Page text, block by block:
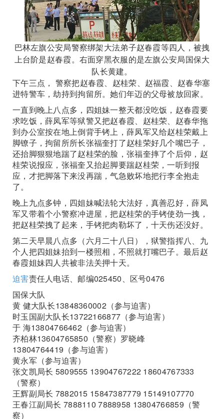
巴林左旗公安局警察绑架大法弟子赵春霞等四人，被拽
上台阶是赵春霞。右面穿黑衣服的是左旗公安局国保大
队长黄建。
下午三点， 警察把赵春霞、赵桂荣、赵福霞、赵春华塞
进特警车，劫持到拘留所。她们年迈的父母被放回家。
一直到晚上八点多，四姐妹一整天都没吃饭，赵春霞要
求吃饭，薛凤军等狱警又把赵春霞、赵桂荣、赵春华拖
到办公室按在地上倒背手铐上，薛凤军又给赵桂荣戴上
脚镣子，拘留所所长张福奎打了赵桂荣好几个嘴巴子，
还抬脚狠狠地踹了赵桂荣的脸，张福奎摔了个后仰，赵
桂荣说报应，张福奎又抬起脚要踹赵桂荣，一听到报
应，才把脚落下来没再踹，气急败坏地把行李全抱走
了。
晚上九点多钟，四姐妹喊法轮大法好，真善忍好，薛凤
军又带着个小警察冲进屋，把赵桂荣的手铐使劲一拽，
把赵桂荣拽了起来，手铐把肉勒坏了，十天伤还没好。
第二天早晨八点多（六月二十八日），狱警指挥八、九
个人把四姐妹抬到一楼照相，不照就打嘴巴子。最后赵
春霞姐妹四人共被非法关押十天。
迫害责任人电话、邮编025450、区号0476
国保大队
黄 健大队长13848360002（参与迫害）
时玉国副大队长13722166877（参与迫害）
于 海13804766462（参与迫害）
齐柏林13604765850（警察）罗晓峰
13804764419（参与迫害）
黄永军（参与迫害）
张文凯局长 5809555 13904767222 18604767333
（警察）
王辉副局长 7882015 15847387779 15149107770
王春江副局长 7888110 7888958 13804766859（警
察）